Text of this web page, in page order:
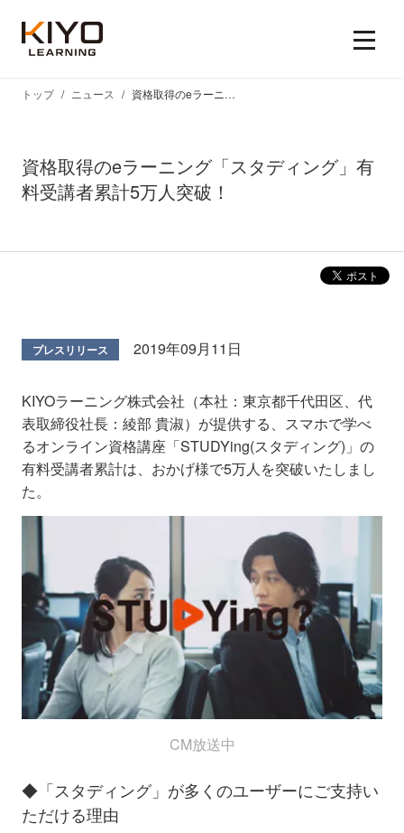
資格取得のeラーニング「スタディング」有
料受講者累計5万人突破！
トップ ニュース 資格取得のeラーニング「スタディング」有料受講者累計5万人突破！
プレスリリース 2019年09月11日
KIYOラーニング株式会社（本社：東京都千代田区、代
表取締役社長：綾部 貴淑）が提供する、スマホで学べ
るオンライン資格講座「STUDYing(スタディング)」の
有料受講者累計は、おかげ様で5万人を突破いたしまし
た。
CM放送中
◆「スタディング」が多くのユーザーにご支持い
ただける理由